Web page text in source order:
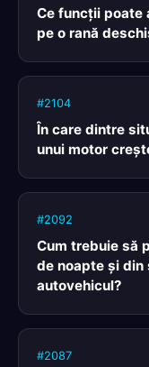
Ce funcţii poate
pe o rană
#2104
În care dintre
unui motor
#2092
Cum trebuie să
de noapte şi din
autovehicul?
#2087